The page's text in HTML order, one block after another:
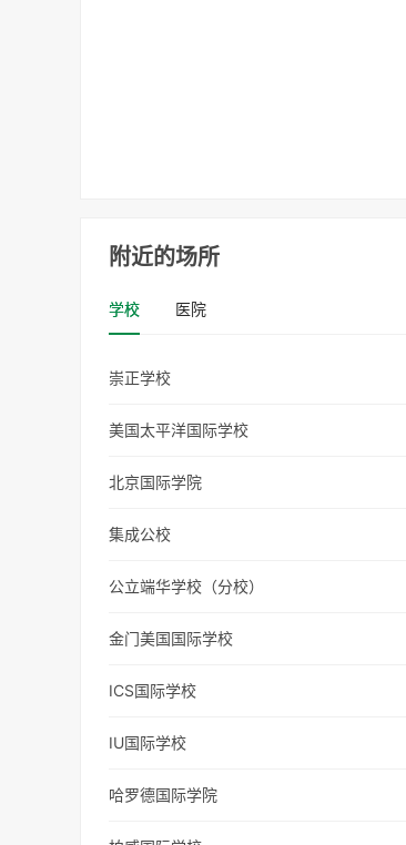
附近的场所
学校 医院
崇正学校
美国太平洋国际学校
北京国际学院
集成公校
公立端华学校（分校）
金门美国国际学校
ICS国际学校
IU国际学校
哈罗德国际学院